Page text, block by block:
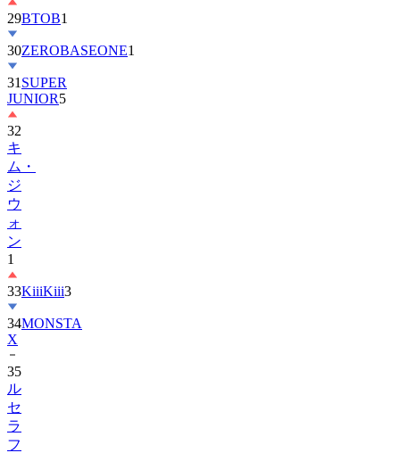
29BTOB1
30ZEROBASEONE1
31 SUPER
JUNIOR5
32
キ
ム・
ジ
ウ
ォ
ン
1
33KiiiKiii3
34MONSTA
X
35
ル
セ
ラ
フ